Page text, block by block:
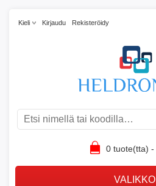
Kieli Kirjaudu Rekisteröidy
0tuote(tta) -
VALIKKO